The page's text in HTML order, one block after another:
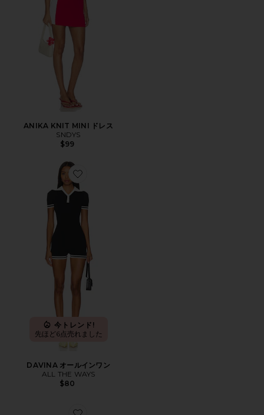
ANIKA KNIT MINI ドレス
SNDYS
$99
Favorite DAVINA オールインワン
今トレンド!
先ほど6点売れました
DAVINA オールインワン
ALL THE WAYS
$80